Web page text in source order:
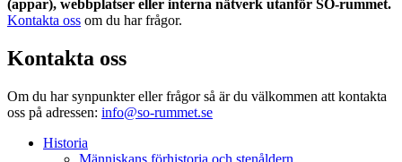
(appar), webbplatser eller interna nätverk utanför SO-rummet.
Kontakta oss om du har frågor.
Kontakta oss
Om du har synpunkter eller frågor så är du välkommen att kontakta
oss på adressen: info@so-rummet.se
Historia
Människans förhistoria och stenåldern